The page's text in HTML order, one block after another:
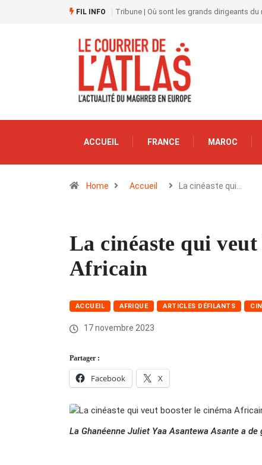
FIL INFO Tribune | Où sont les grands dirigeants du
ACCUEIL FRANCE MAROC
Home Accueil La cinéaste qui…
La cinéaste qui
Africain
ACCUEIL AFRIQUE ARTICLES DÉFILANTS
17 novembre 2023
Partager :
Facebook X
La Ghanéenne Juliet Yaa Asantewa Asante a